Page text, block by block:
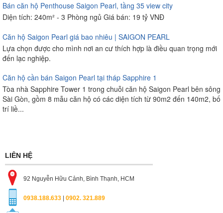
Bán căn hộ Penthouse Saigon Pearl, tầng 35 view city
Diện tích: 240m² - 3 Phòng ngủ Giá bán: 19 tỷ VNĐ
Căn hộ Saigon Pearl giá bao nhiêu | SAIGON PEARL
Lựa chọn được cho mình nơi an cư thích hợp là điều quan trọng mới
đến lạc nghiệp.
Căn hộ cần bán Saigon Pearl tại tháp Sapphire 1
Tòa nhà Sapphire Tower 1 trong chuỗi căn hộ Saigon Pearl bên sông
Sài Gòn, gồm 8 mẫu căn hộ có các diện tích từ 90m2 đến 140m2, bố
trí liề...
LIÊN HỆ
92 Nguyễn Hữu Cảnh, Bình Thạnh, HCM
0938.188.633 | 0902. 321.889